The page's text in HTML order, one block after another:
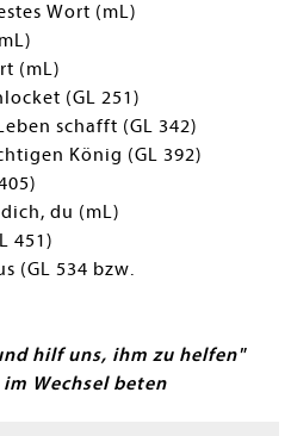
Wort (mL)
(mL)
(GL 251)
schafft (GL 342)
König (GL 392)
du (mL)
451)
(GL 534 bzw.
hilf uns, ihm zu helfen"
Wechsel beten